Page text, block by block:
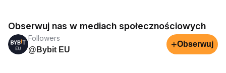
Obserwuj nas w mediach społecznościowych
Followers
@Bybit EU
+Obserwuj